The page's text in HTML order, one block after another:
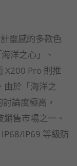
靈感的多款色
洋之心」、
X200 Pro 則推
由於「海洋之
論度極高，
售市場之一。
IP69 等級防